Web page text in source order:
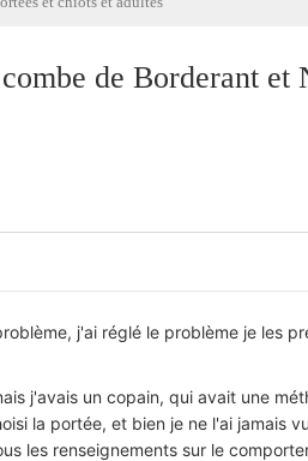
de Borderant et
j'ai réglé le problème je les
j'avais un copain, qui avait une
la portée, et bien je ne l'ai jamais
les renseignements sur le